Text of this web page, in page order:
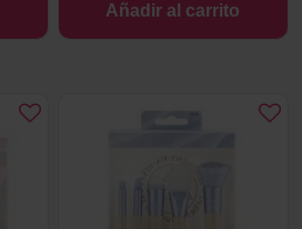
Añadir al carrito